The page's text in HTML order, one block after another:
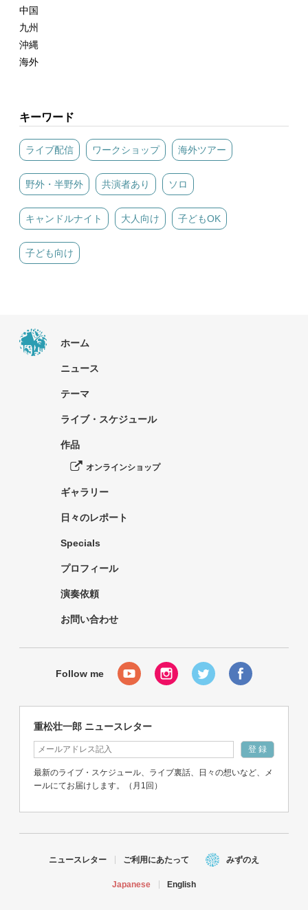
中国
九州
沖縄
海外
キーワード
ライブ配信 ワークショップ 海外ツアー
野外・半野外 共演者あり ソロ
キャンドルナイト 大人向け 子どもOK
子ども向け
ホーム
ニュース
テーマ
ライブ・スケジュール
作品
オンラインショップ
ギャラリー
日々のレポート
Specials
プロフィール
演奏依頼
お問い合わせ
重松壮一郎 ニュースレター
最新のライブ・スケジュール、ライブ裏話、日々の想いなど、メ
ールにてお届けします。（月1回）
ニュースレター ご利用にあたって みずのえ
Japanese English